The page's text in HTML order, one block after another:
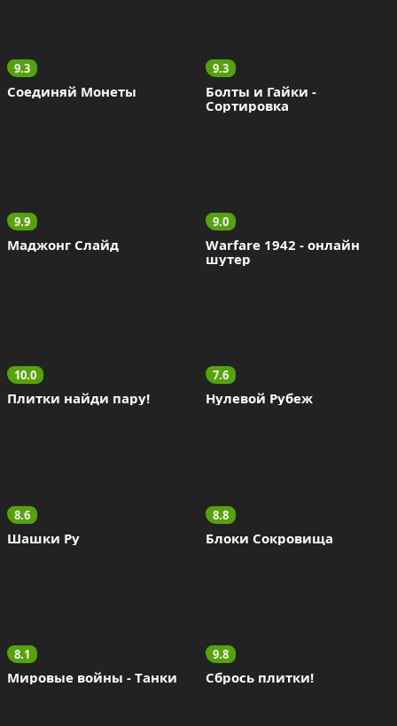
9.3
Соединяй Монеты
9.3
Болты и Гайки -
Сортировка
9.9
Маджонг Слайд
9.0
Warfare 1942 - онлайн
шутер
10.0
Плитки найди пару!
7.6
Нулевой Рубеж
8.6
Шашки Ру
8.8
Блоки Сокровища
8.1
Мировые войны - Tанки
9.8
Сбрось плитки!